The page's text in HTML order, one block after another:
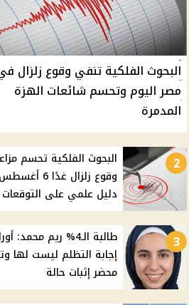
البحوث الفلكية تنفي وقوع زلزال
مصر اليوم وتحسم شائعات الهزة
المدمرة
2
البحوث الفلكية تحسم
وقوع زلزال غدًا 6
دليل علمي على التوقعات
3
طالبة الـ4% ريم محمد:
إجابة التظلم ليست لها
محضر إثبات حالة